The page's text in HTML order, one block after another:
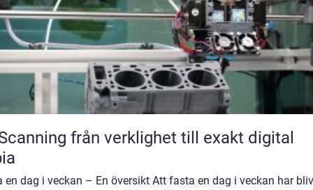
verklighet till exakt digital
en dag i veckan – En översikt Att fasta en dag i veckan har